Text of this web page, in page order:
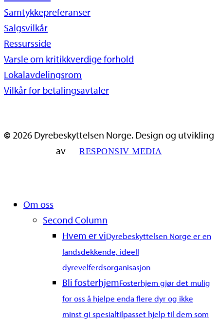
Samtykkepreferanser
Salgsvilkår
Ressursside
Varsle om kritikkverdige forhold
Lokalavdelingsrom
Vilkår for betalingsavtaler
© 2026 Dyrebeskyttelsen Norge. Design og utvikling
av
RESPONSIV MEDIA
CloseOm oss
Second Column
Hvem er viDyrebeskyttelsen Norge er en
landsdekkende, ideell
dyrevelferdsorganisasjon
Bli fosterhjemFosterhjem gjør det mulig
for oss å hjelpe enda flere dyr og ikke
minst gi spesialtilpasset hjelp til dem som